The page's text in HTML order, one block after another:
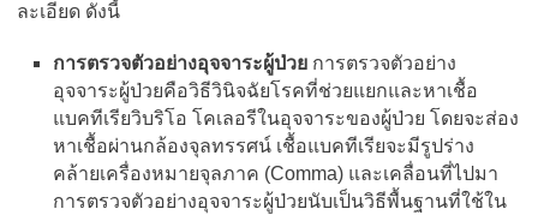
ละเอียด ดังนี้
การตรวจตัวอย่างอุจจาระผู้ป่วย การตรวจตัวอย่าง
อุจจาระผู้ป่วยคือวิธีวินิจฉัยโรคที่ช่วยแยกและหาเชื้อ
แบคทีเรียวิบริโอ โคเลอรีในอุจจาระของผู้ป่วย โดยจะส่อง
หาเชื้อผ่านกล้องจุลทรรศน์ เชื้อแบคทีเรียจะมีรูปร่าง
คล้ายเครื่องหมายจุลภาค (Comma) และเคลื่อนที่ไปมา
การตรวจตัวอย่างอุจจาระผู้ป่วยนับเป็นวิธีพื้นฐานที่ใช้ใน